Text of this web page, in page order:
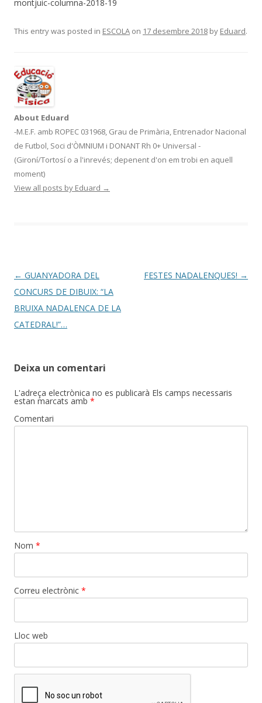
montjuic-columna-2018-19
This entry was posted in ESCOLA on 17 desembre 2018 by Eduard.
About Eduard
-M.E.F. amb ROPEC 031968, Grau de Primària, Entrenador Nacional
de Futbol, Soci d'ÒMNIUM i DONANT Rh 0+ Universal -
(Gironí/Tortosí o a l'inrevés; depenent d'on em trobi en aquell
moment)
View all posts by Eduard →
Post
navigation
← GUANYADORA DEL
CONCURS DE DIBUIX: “LA
BRUIXA NADALENCA DE LA
CATEDRAL!”…
FESTES NADALENQUES! →
Deixa un comentari
L'adreça electrònica no es publicarà Els camps necessaris
estan marcats amb *
Comentari
Nom *
Correu electrònic *
Lloc web